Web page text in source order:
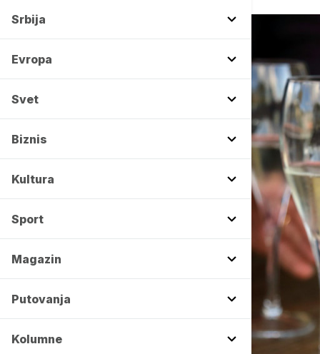
Srbija
Evropa
Svet
Biznis
Kultura
Sport
Magazin
Putovanja
Kolumne